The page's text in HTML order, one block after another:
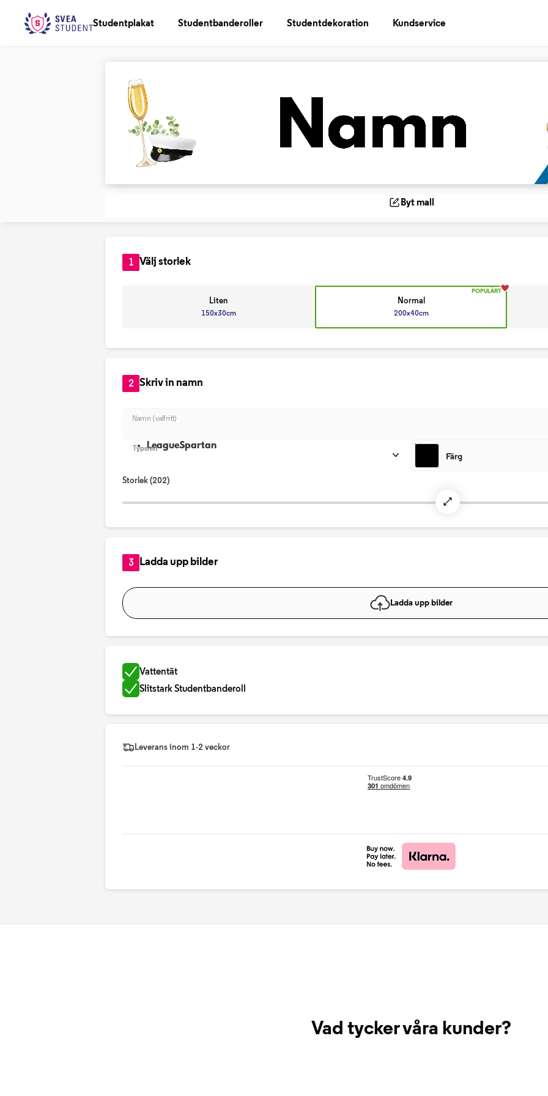
Studentplakat Studentbanderoller Studentdekoration Kundservice
Byt mall
1 Välj storlek
Liten
150x30cm
POPULÄRT
Normal
200x40cm
2 Skriv in namn
Namn (valfritt)
TypsnittLeagueSpartan
Färg
Storlek(202)
3 Ladda upp bilder
Ladda upp bilder
Vattentät
Slitstark Studentbanderoll
Leverans inom 1-2 veckor
Vad tycker våra kunder?